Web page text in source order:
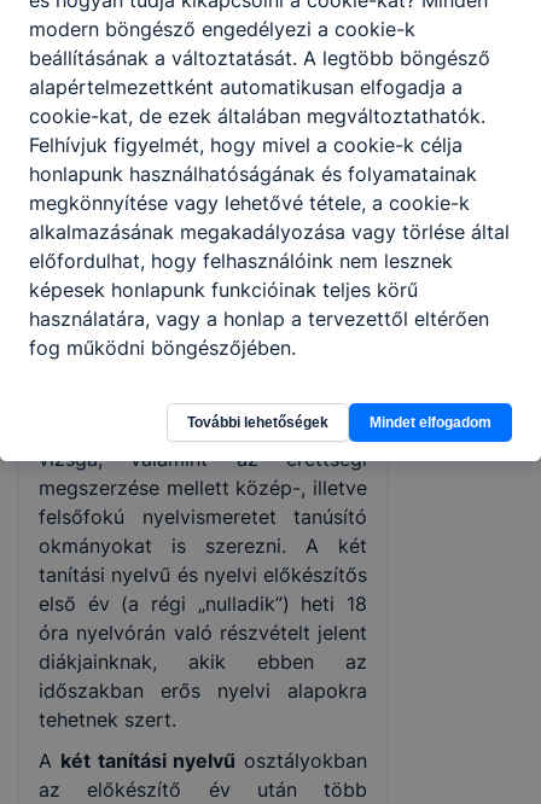
jelenti, hogy nálunk végzett
diákjaink mindenképpen
technikusokká is válnak a sikeres
vizsgákat követően. Előrehozott
érettségi idegennyelvből nincs. A
technikusi vizsga egyben emelt
szintű szakmai érettséginek felel
meg, mely az esetleges egyetemi
továbbtanulásnál fontos tényező
lehet.
Külön ki kell emelni a népszerűkét
tanítási nyelvű, valamint a
előbb említetteken túl ugyanis
iskolánkban mód van a technikusi
vizsga, valamint az érettségi
megszerzése mellett közép-, illetve
felsőfokú nyelvismeretet tanúsító
okmányokat is szerezni. A két
tanítási nyelvű és nyelvi előkészítős
első év (a régi „nulladik”) heti 18
óra nyelvórán való részvételt jelent
diákjainknak, akik ebben az
időszakban erős nyelvi alapokra
tehetnek szert.
A két tanítási nyelvű osztályokban
az előkészítő év után több
modern böngésző engedélyezi a cookie-k
beállításának a változtatását. A legtöbb böngésző
alapértelmezettként automatikusan elfogadja a
cookie-kat, de ezek általában megváltoztathatók.
Felhívjuk figyelmét, hogy mivel a cookie-k célja
honlapunk használhatóságának és folyamatainak
megkönnyítése vagy lehetővé tétele, a cookie-k
alkalmazásának megakadályozása vagy törlése által
előfordulhat, hogy felhasználóink nem lesznek
képesek honlapunk funkcióinak teljes körű
használatára, vagy a honlap a tervezettől eltérően
fog működni böngészőjében.
További lehetőségek Mindet elfogadom